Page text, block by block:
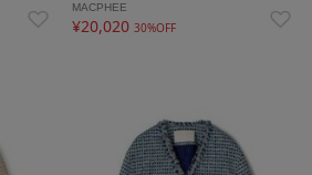
MACPHEE
¥20,02030%OFF